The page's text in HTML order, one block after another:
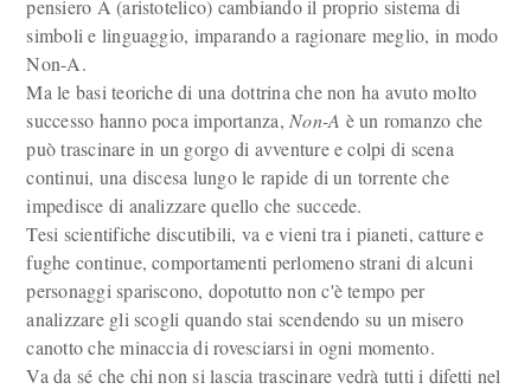
pensiero A (aristotelico) cambiando il proprio sistema di
simboli e linguaggio, imparando a ragionare meglio, in modo
Non-A.
Ma le basi teoriche di una dottrina che non ha avuto molto
successo hanno poca importanza, Non-A è un romanzo che
può trascinare in un gorgo di avventure e colpi di scena
continui, una discesa lungo le rapide di un torrente che
impedisce di analizzare quello che succede.
Tesi scientifiche discutibili, va e vieni tra i pianeti, catture e
fughe continue, comportamenti perlomeno strani di alcuni
personaggi spariscono, dopotutto non c'è tempo per
analizzare gli scogli quando stai scendendo su un misero
canotto che minaccia di rovesciarsi in ogni momento.
Va da sé che chi non si lascia trascinare vedrà tutti i difetti nel